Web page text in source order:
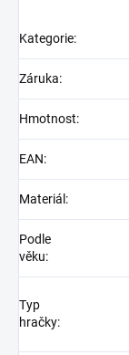
Kategorie:
Záruka:
Hmotnost:
EAN:
Materiál :
Podle
věku:
Typ
hračky: